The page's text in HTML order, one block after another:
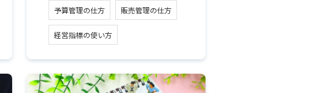
予算管理の仕方 販売管理の仕方
経営指標の使い方